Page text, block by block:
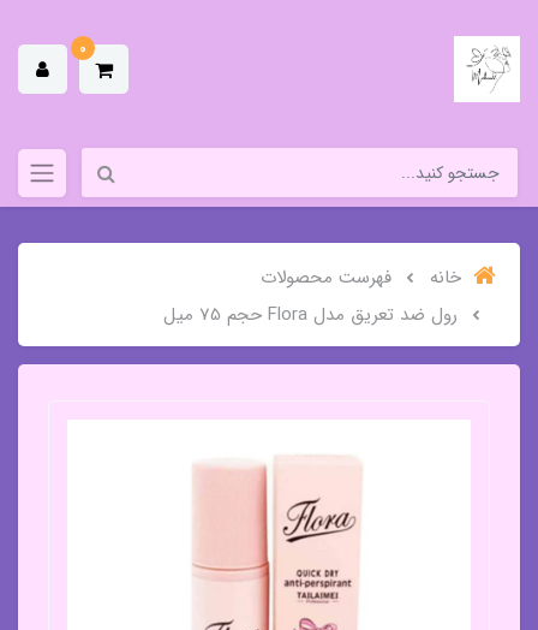
0
خانه
فهرست محصولات
رول ضد تعریق مدل Flora حجم 75 میل